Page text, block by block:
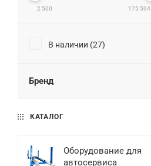
КАТАЛОГ
Оборудование для
автосервиса
2 500 175 594
В наличии (27)
Бренд